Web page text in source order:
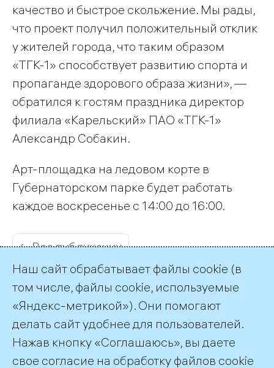
качество и быстрое скольжение. Мы рады,
что проект получил положительный отклик
у жителей города, что таким образом
«ТГК-1» способствует развитию спорта и
пропаганде здорового образа жизни», —
обратился к гостям праздника директор
филиала «Карельский» ПАО «ТГК-1»
Александр Собакин.
Арт-площадка на ледовом корте в
Губернаторском парке будет работать
каждое воскресенье с 14:00 до 16:00.
← Все публикации
Пресс-служба ТГК-1
+7 (812) 688-32-84
Наш сайт обрабатывает файлы cookie (в
том числе, файлы cookie, используемые
«Яндекс-метрикой»). Они помогают
делать сайт удобнее для пользователей.
Нажав кнопку «Соглашаюсь», вы даете
свое согласие на обработку файлов cookie